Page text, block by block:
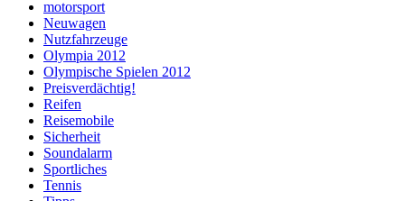
motorsport
Neuwagen
Nutzfahrzeuge
Olympia 2012
Olympische Spielen 2012
Preisverdächtig!
Reifen
Reisemobile
Sicherheit
Soundalarm
Sportliches
Tennis